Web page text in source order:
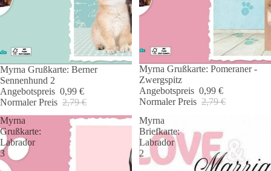
Angebot 🐾
Myrna Grußkarte: Berner
Sennenhund 2
Angebotspreis 0,99 €
Normaler Preis 2,79 €
Angebot 🐾
Myrna Grußkarte: Pomeraner -
Zwergspitz
Angebotspreis 0,99 €
Normaler Preis 2,79 €
Myrna
Grußkarte:
Labrador
3
Myrna
Briefkarte:
Labrador
2